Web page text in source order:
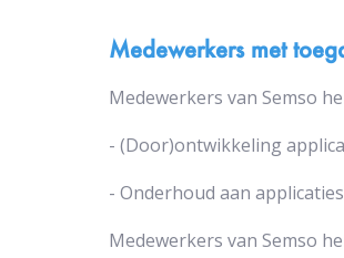
Medewerkers met
Medewerkers van Semso
- (Door)ontwikkeling
- Onderhoud aan
Medewerkers van Semso